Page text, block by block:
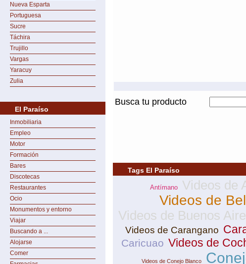
Nueva Esparta
Portuguesa
Sucre
Táchira
Trujillo
Vargas
Yaracuy
Zulia
El Paraíso
Inmobiliaria
Empleo
Motor
Formación
Bares
Discotecas
Restaurantes
Ocio
Monumentos y entorno
Viajar
Buscando a ...
Alojarse
Comer
Busca tu producto
Tags El Paraíso
Antímano Videos de
Videos de
Videos de Buenos
Videos de Carangano
Caricuao Videos de
Videos de Conejo Blanco